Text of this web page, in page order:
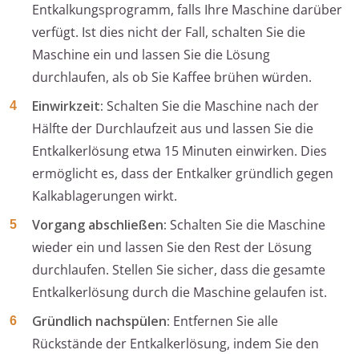
Entkalkungsprogramm, falls Ihre Maschine darüber
verfügt. Ist dies nicht der Fall, schalten Sie die
Maschine ein und lassen Sie die Lösung
durchlaufen, als ob Sie Kaffee brühen würden.
Einwirkzeit: Schalten Sie die Maschine nach der
Hälfte der Durchlaufzeit aus und lassen Sie die
Entkalkerlösung etwa 15 Minuten einwirken. Dies
ermöglicht es, dass der Entkalker gründlich gegen
Kalkablagerungen wirkt.
Vorgang abschließen: Schalten Sie die Maschine
wieder ein und lassen Sie den Rest der Lösung
durchlaufen. Stellen Sie sicher, dass die gesamte
Entkalkerlösung durch die Maschine gelaufen ist.
Gründlich nachspülen: Entfernen Sie alle
Rückstände der Entkalkerlösung, indem Sie den